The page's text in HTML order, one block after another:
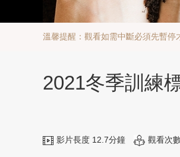
溫馨提醒：觀看如需中斷必須先暫停
2021冬季訓練
影片長度 12.7分鐘 觀看次